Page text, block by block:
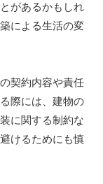
があるかもしれ
による生活の変
契約内容や責任
際には、建物の
に関する制約な
けるためにも慎